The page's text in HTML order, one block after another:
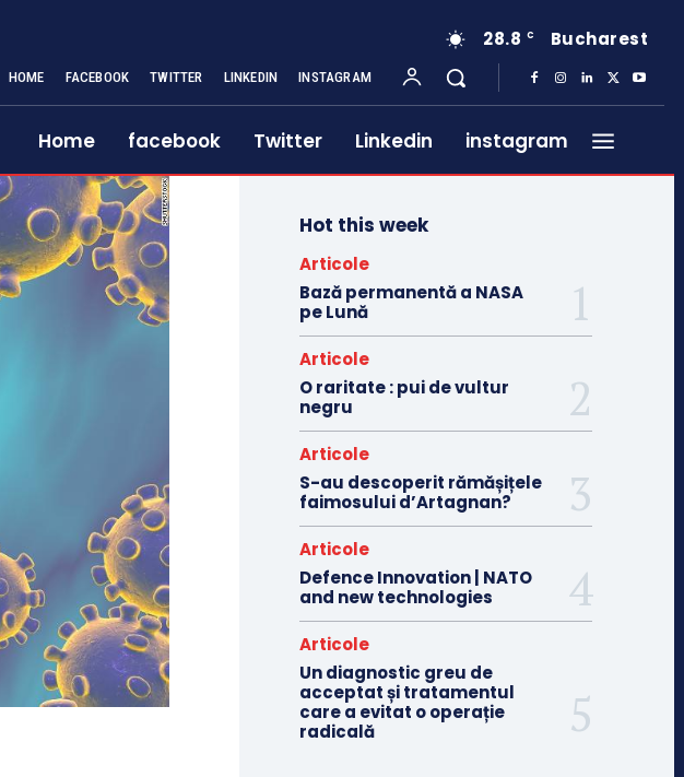
28.8 C Bucharest
HOME FACEBOOK TWITTER LINKEDIN INSTAGRAM
Home facebook Twitter Linkedin instagram
Hot this week
Articole
Bază permanentă a NASA
pe Lună
Articole
O raritate : pui de vultur
negru
Articole
S-au descoperit rămășițele
faimosului d’Artagnan?
Articole
Defence Innovation | NATO
and new technologies
Articole
Un diagnostic greu de
acceptat și tratamentul
care a evitat o operație
radicală